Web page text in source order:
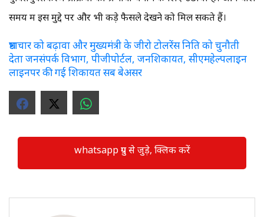
समय में इस मुद्दे पर और भी कड़े फैसले देखने को मिल सकते हैं।
भ्रष्टाचार को बढ़ावा और मुख्यमंत्री के जीरो टोलरेंस निति को चुनौती
देता जनसंपर्क विभाग, पीजीपोर्टल, जनशिकायत, सीएमहेल्पलाइन
लाइनपर की गई शिकायत सब बेअसर
whatsapp ग्रुप से जुड़े, क्लिक करें